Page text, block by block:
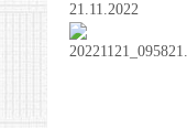
21.11.2022